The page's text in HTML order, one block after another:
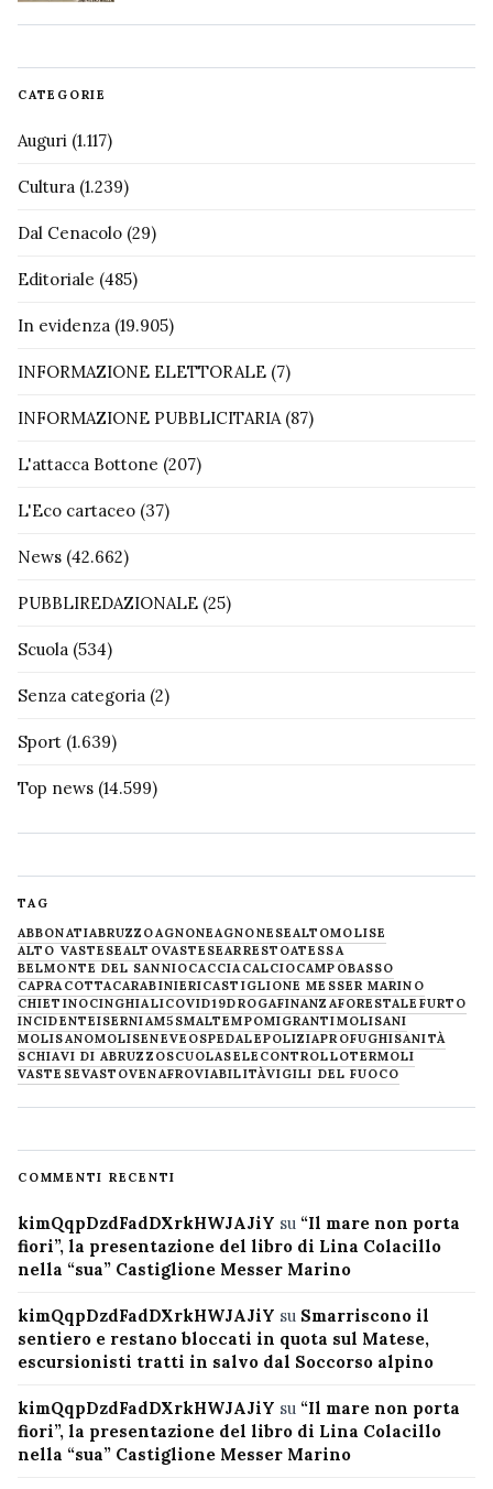
CATEGORIE
Auguri (1.117)
Cultura (1.239)
Dal Cenacolo (29)
Editoriale (485)
In evidenza (19.905)
INFORMAZIONE ELETTORALE (7)
INFORMAZIONE PUBBLICITARIA(87)
L'attacca Bottone (207)
L'Eco cartaceo (37)
News (42.662)
PUBBLIREDAZIONALE (25)
Scuola (534)
Senza categoria (2)
Sport (1.639)
Top news (14.599)
TAG
ABBONATIABRUZZOAGNONEAGNONESEALTOMOLISE
ALTO VASTESEALTOVASTESEARRESTOATESSA
BELMONTE DEL SANNIOCACCIACALCIOCAMPOBASSO
CAPRACOTTACARABINIERICASTIGLIONE MESSER MARINO
CHIETINOCINGHIALICOVID19DROGAFINANZAFORESTALE FURTO
INCIDENTEISERNIAM5SMALTEMPOMIGRANTIMOLISANI
MOLISANOMOLISENEVE OSPEDALEPOLIZIAPROFUGHISANITÀ
SCHIAVI DI ABRUZZOSCUOLASELECONTROLLOTERMOLI
VASTESEVASTOVENAFROVIABILITÀVIGILI DEL FUOCO
COMMENTI RECENTI
kimQqpDzdFadDXrkHWJAJiY su “Il mare non porta
fiori”, la presentazione del libro di Lina Colacillo
nella “sua” Castiglione Messer Marino
kimQqpDzdFadDXrkHWJAJiY su Smarriscono il
sentiero e restano bloccati in quota sul Matese,
escursionisti tratti in salvo dal Soccorso alpino
kimQqpDzdFadDXrkHWJAJiY su “Il mare non porta
fiori”, la presentazione del libro di Lina Colacillo
nella “sua” Castiglione Messer Marino